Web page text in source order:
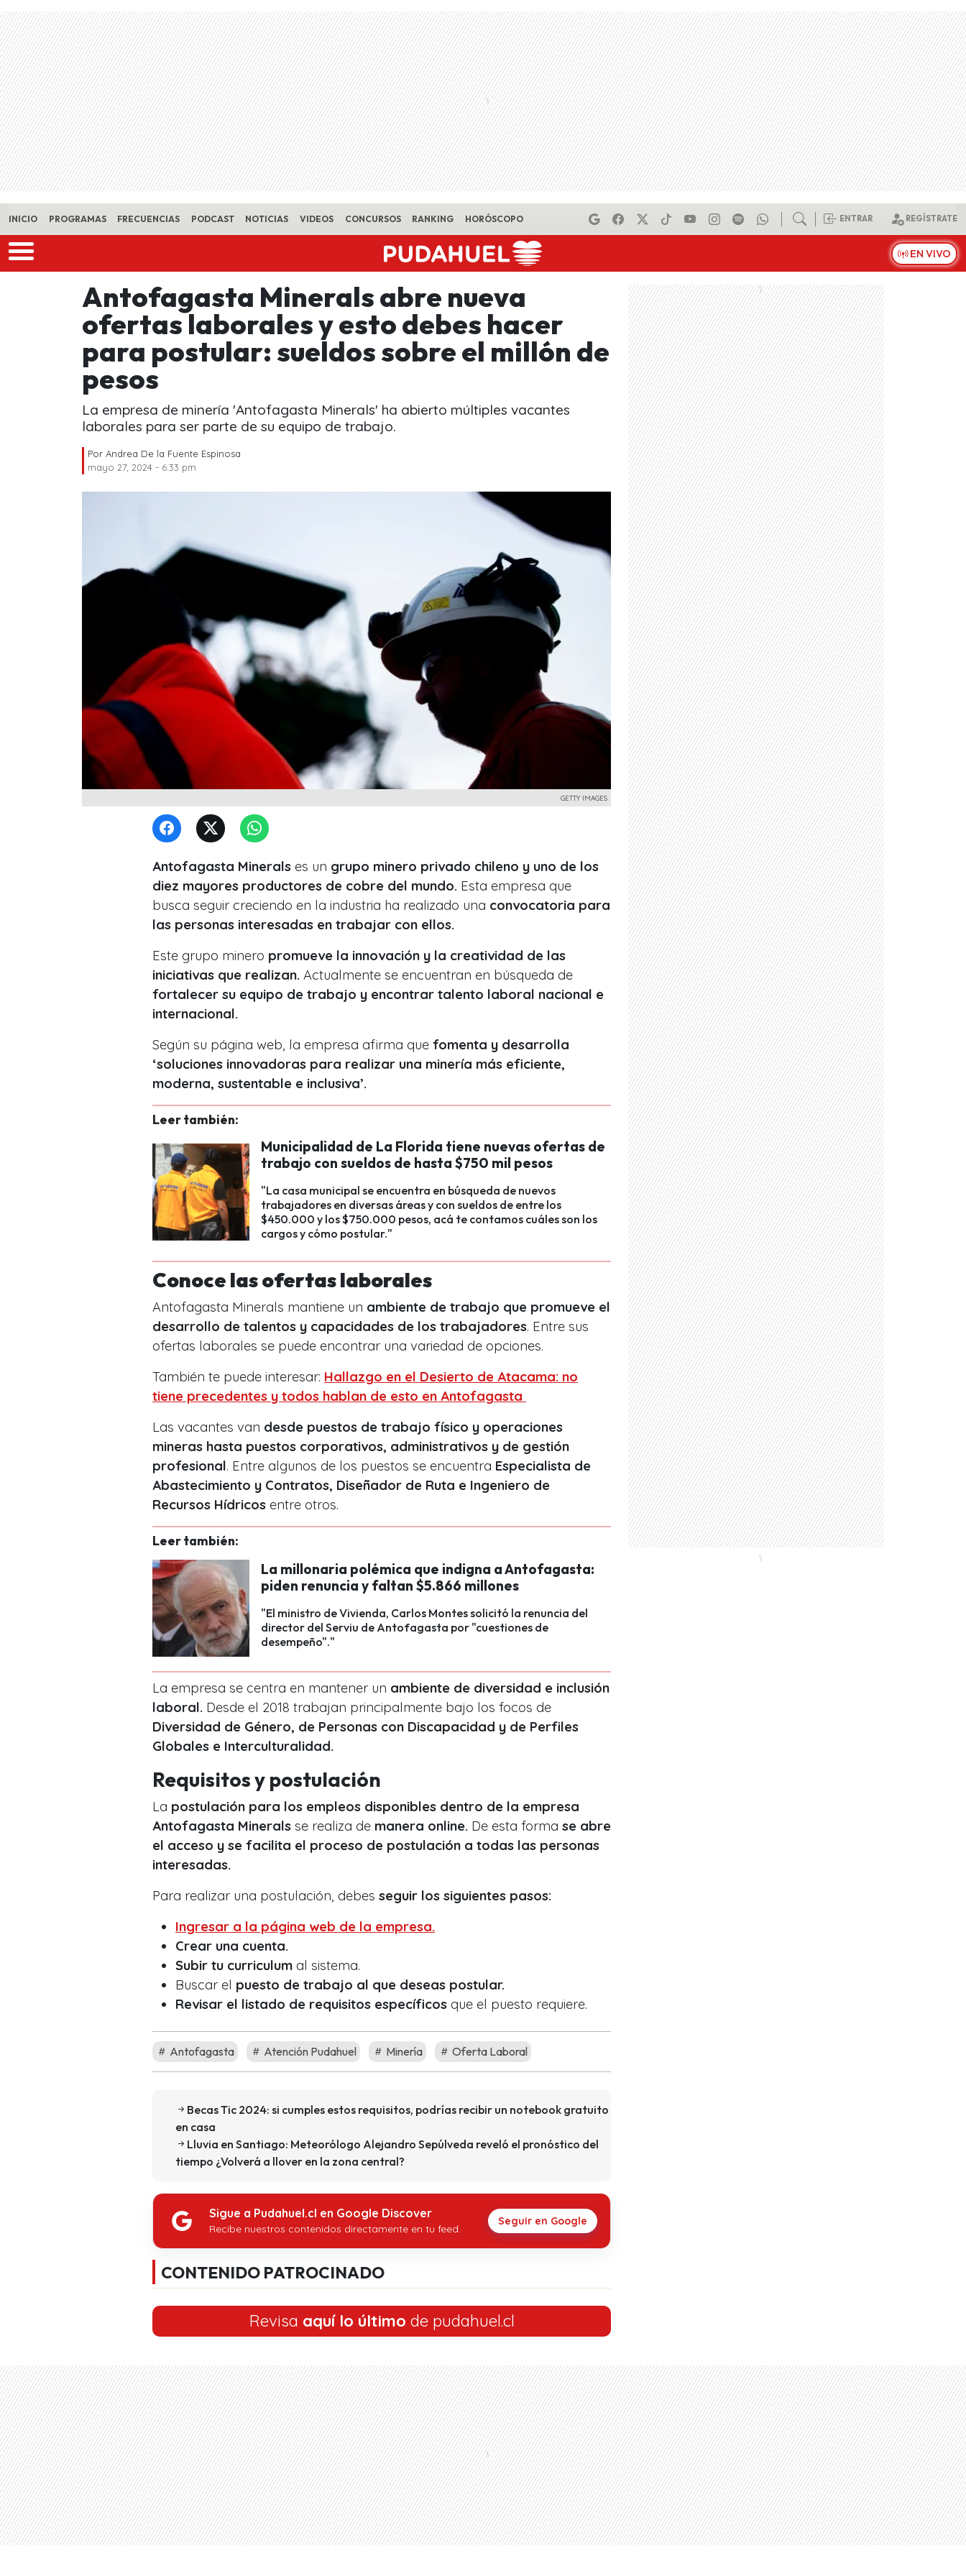
Skip to main content
INICIO PROGRAMAS FRECUENCIAS PODCAST NOTICIAS VIDEOS CONCURSOS RANKING HORÓSCOPO ENTRAR REGÍSTRATE
EN VIVO
Antofagasta Minerals abre nueva
ofertas laborales y esto debes hacer
para postular: sueldos sobre el millón de
pesos
La empresa de minería 'Antofagasta Minerals' ha abierto múltiples vacantes
laborales para ser parte de su equipo de trabajo.
Por Andrea De la Fuente Espinosa
mayo 27, 2024 - 6:33 pm
GETTY IMAGES
Antofagasta Minerals es un grupo minero privado chileno y uno de los
diez mayores productores de cobre del mundo. Esta empresa que
busca seguir creciendo en la industria ha realizado una convocatoria para
las personas interesadas en trabajar con ellos.
Este grupo minero promueve la innovación y la creatividad de las
iniciativas que realizan. Actualmente se encuentran en búsqueda de
fortalecer su equipo de trabajo y encontrar talento laboral nacional e
internacional.
Según su página web, la empresa afirma que fomenta y desarrolla
‘soluciones innovadoras para realizar una minería más eficiente,
moderna, sustentable e inclusiva’.
Leer también:
Municipalidad de La Florida tiene nuevas ofertas de
trabajo con sueldos de hasta $750 mil pesos
"La casa municipal se encuentra en búsqueda de nuevos
trabajadores en diversas áreas y con sueldos de entre los
$450.000 y los $750.000 pesos, acá te contamos cuáles son los
cargos y cómo postular."
Conoce las ofertas laborales
Antofagasta Minerals mantiene un ambiente de trabajo que promueve el
desarrollo de talentos y capacidades de los trabajadores. Entre sus
ofertas laborales se puede encontrar una variedad de opciones.
También te puede interesar: Hallazgo en el Desierto de Atacama: no
tiene precedentes y todos hablan de esto en Antofagasta
Las vacantes van desde puestos de trabajo físico y operaciones
mineras hasta puestos corporativos, administrativos y de gestión
profesional. Entre algunos de los puestos se encuentra Especialista de
Abastecimiento y Contratos, Diseñador de Ruta e Ingeniero de
Recursos Hídricos entre otros.
Leer también:
La millonaria polémica que indigna a Antofagasta:
piden renuncia y faltan $5.866 millones
"El ministro de Vivienda, Carlos Montes solicitó la renuncia del
director del Serviu de Antofagasta por "cuestiones de
desempeño"."
La empresa se centra en mantener un ambiente de diversidad e inclusión
laboral. Desde el 2018 trabajan principalmente bajo los focos de
Diversidad de Género, de Personas con Discapacidad y de Perfiles
Globales e Interculturalidad.
Requisitos y postulación
La postulación para los empleos disponibles dentro de la empresa
Antofagasta Minerals se realiza de manera online. De esta forma se abre
el acceso y se facilita el proceso de postulación a todas las personas
interesadas.
Para realizar una postulación, debes seguir los siguientes pasos:
Ingresar a la página web de la empresa.
Crear una cuenta.
Subir tu curriculum al sistema.
Buscar el puesto de trabajo al que deseas postular.
Revisar el listado de requisitos específicos que el puesto requiere.
Antofagasta Atención Pudahuel Minería Oferta Laboral
Becas Tic 2024: si cumples estos requisitos, podrías recibir un notebook gratuito
en casa
Lluvia en Santiago: Meteorólogo Alejandro Sepúlveda reveló el pronóstico del
tiempo ¿Volverá a llover en la zona central?
Sigue a Pudahuel.cl en Google Discover
Recibe nuestros contenidos directamente en tu feed.
Seguir en Google
CONTENIDO PATROCINADO
Revisa aquí lo último de pudahuel.cl